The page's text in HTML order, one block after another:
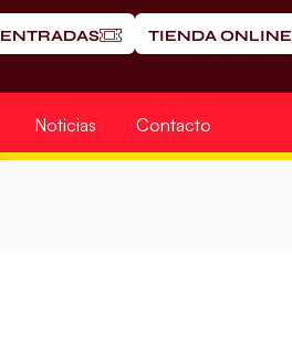
ENTRADAS TIENDA ONLINE
Noticias Contacto